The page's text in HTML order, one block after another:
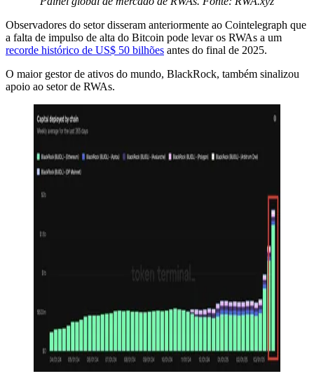
Observadores do setor disseram anteriormente ao Cointelegraph que
a falta de impulso de alta do Bitcoin pode levar os RWAs a um
recorde histórico de US$ 50 bilhões antes do final de 2025.
O maior gestor de ativos do mundo, BlackRock, também sinalizou
apoio ao setor de RWAs.